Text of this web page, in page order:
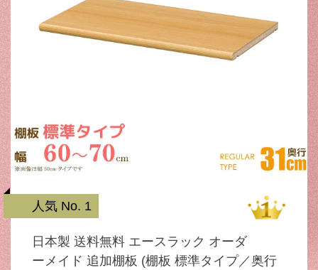
人気 No. 1
日本製 送料無料 エースラック オーダ
ーメイド 追加棚板 (棚板 標準タイプ／奥行